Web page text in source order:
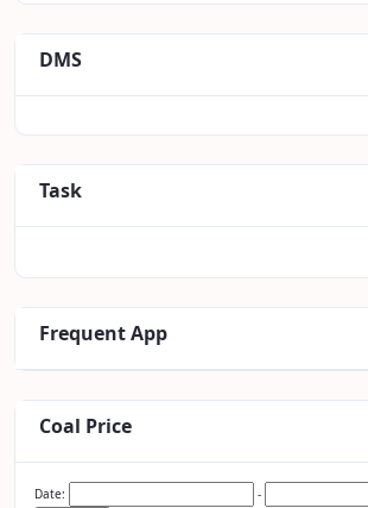
DMS
Task
Frequent App
Coal Price
Date:
-